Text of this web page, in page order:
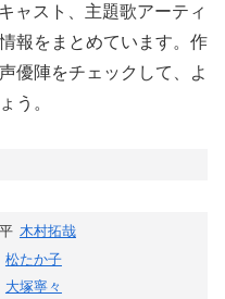
ャスト、主題歌アーティ
報をまとめています。作
優陣をチェックして、よ
う。
木村拓哉
松たか子
大塚寧々